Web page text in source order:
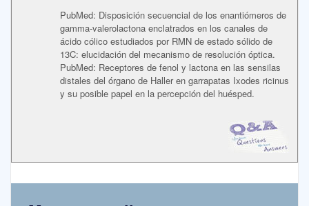
PubMed: Disposición secuencial de los enantiómeros de
gamma-valerolactona enclatrados en los canales de
ácido cólico estudiados por RMN de estado sólido de
13C: elucidación del mecanismo de resolución óptica.
PubMed: Receptores de fenol y lactona en las sensilas
distales del órgano de Haller en garrapatas Ixodes ricinus
y su posible papel en la percepción del huésped.